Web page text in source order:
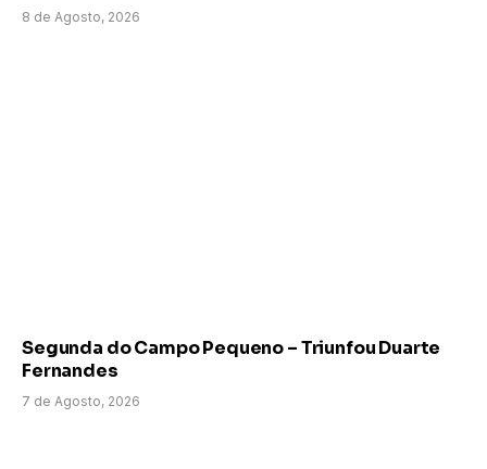
8 de Agosto, 2026
Segunda do Campo Pequeno – Triunfou Duarte
Fernandes
7 de Agosto, 2026